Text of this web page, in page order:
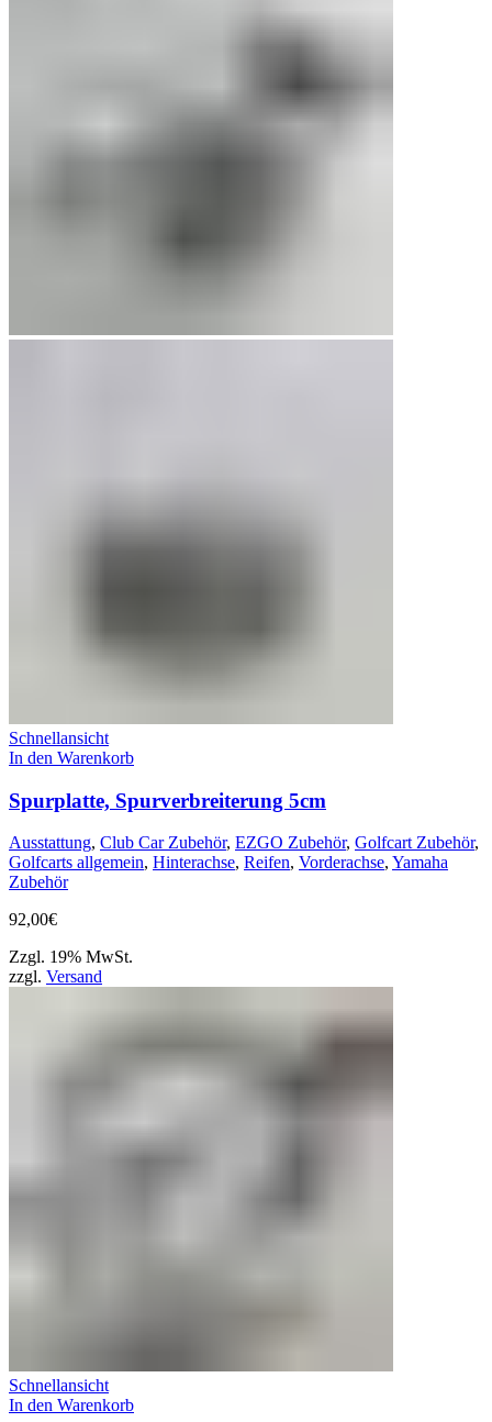
Schnellansicht
In den Warenkorb
Spurplatte, Spurverbreiterung 5cm
Ausstattung, Club Car Zubehör, EZGO Zubehör, Golfcart Zubehör,
Golfcarts allgemein, Hinterachse, Reifen, Vorderachse, Yamaha
Zubehör
92,00€
Zzgl. 19% MwSt.
zzgl. Versand
Schnellansicht
In den Warenkorb